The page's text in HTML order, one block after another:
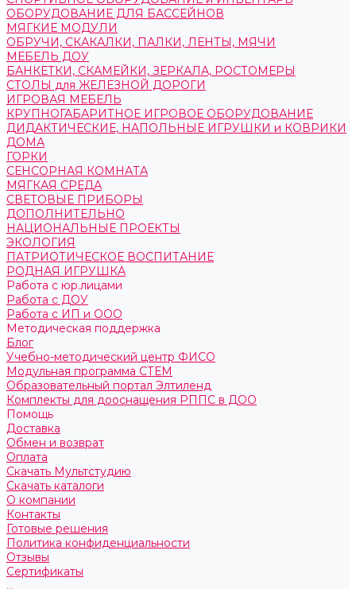
ОБОРУДОВАНИЕ ДЛЯ БАССЕЙНОВ
МЯГКИЕ МОДУЛИ
ОБРУЧИ, СКАКАЛКИ, ПАЛКИ, ЛЕНТЫ, МЯЧИ
МЕБЕЛЬ ДОУ
БАНКЕТКИ, СКАМЕЙКИ, ЗЕРКАЛА, РОСТОМЕРЫ
СТОЛЫ для ЖЕЛЕЗНОЙ ДОРОГИ
ИГРОВАЯ МЕБЕЛЬ
КРУПНОГАБАРИТНОЕ ИГРОВОЕ ОБОРУДОВАНИЕ
ДИДАКТИЧЕСКИЕ, НАПОЛЬНЫЕ ИГРУШКИ и КОВРИКИ
ДОМА
ГОРКИ
СЕНСОРНАЯ КОМНАТА
МЯГКАЯ СРЕДА
СВЕТОВЫЕ ПРИБОРЫ
ДОПОЛНИТЕЛЬНО
НАЦИОНАЛЬНЫЕ ПРОЕКТЫ
ЭКОЛОГИЯ
ПАТРИОТИЧЕСКОЕ ВОСПИТАНИЕ
РОДНАЯ ИГРУШКА
Работа с юр.лицами
Работа с ДОУ
Работа с ИП и ООО
Методическая поддержка
Блог
Учебно-методический центр ФИСО
Модульная программа СТЕМ
Образовательный портал Элтиленд
Комплекты для дооснащения РППС в ДОО
Помощь
Доставка
Обмен и возврат
Оплата
Скачать Мультстудию
Скачать каталоги
О компании
Контакты
Готовые решения
Политика конфиденциальности
Отзывы
Сертификаты
...